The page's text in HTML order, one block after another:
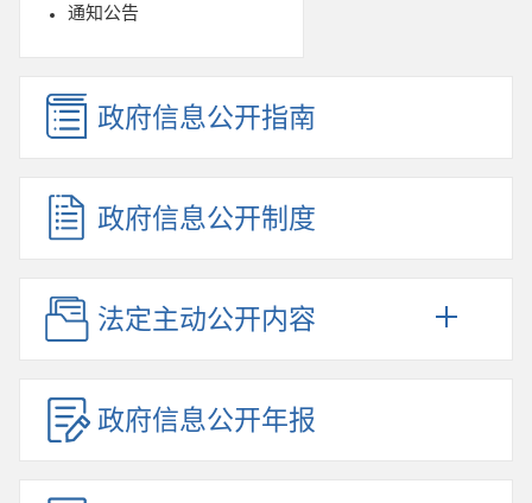
通知公告
政府信息公开指南
政府信息公开制度
法定主动公开内容
政府信息公开年报